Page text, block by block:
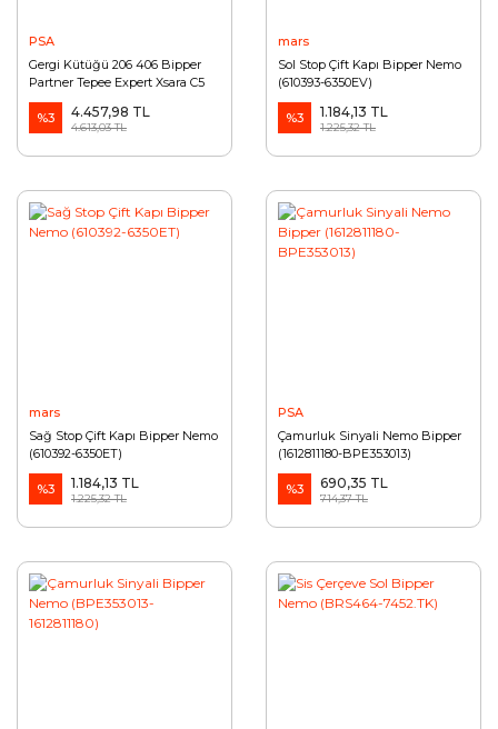
PSA
Gergi Kütüğü 206 406 Bipper
Partner Tepee Expert Xsara C5
Nemo (1611424880-1613844280-
T38458)
%3 4.457,98 TL
4.613,03 TL
mars
Sol Stop Çift Kapı Bipper Nemo
(610393-6350EV)
%3 1.184,13 TL
1.225,32 TL
mars
Sağ Stop Çift Kapı Bipper Nemo
(610392-6350ET)
%3 1.184,13 TL
1.225,32 TL
PSA
Çamurluk Sinyali Nemo Bipper
(1612811180-BPE353013)
%3 690,35 TL
714,37 TL